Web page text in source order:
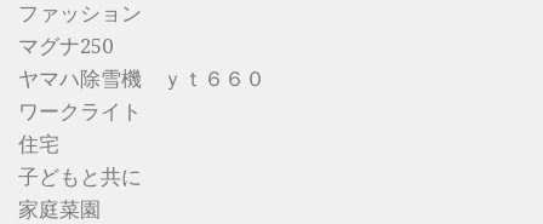
ファッション
マグナ250
ヤマハ除雪機 ｙｔ６６０
ワークライト
住宅
子どもと共に
家庭菜園